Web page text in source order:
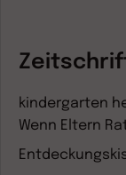
kindergarten
Wenn Eltern